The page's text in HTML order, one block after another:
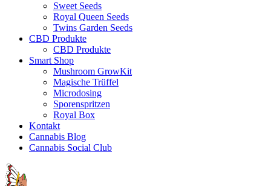
Sweet Seeds
Royal Queen Seeds
Twins Garden Seeds
CBD Produkte
CBD Produkte
Smart Shop
Mushroom GrowKit
Magische Trüffel
Microdosing
Sporenspritzen
Royal Box
Kontakt
Cannabis Blog
Cannabis Social Club